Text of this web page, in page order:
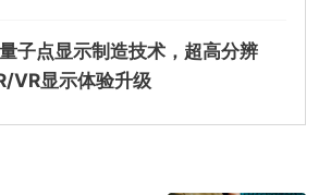
子点显示制造技术，超高分辨
VR显示体验升级